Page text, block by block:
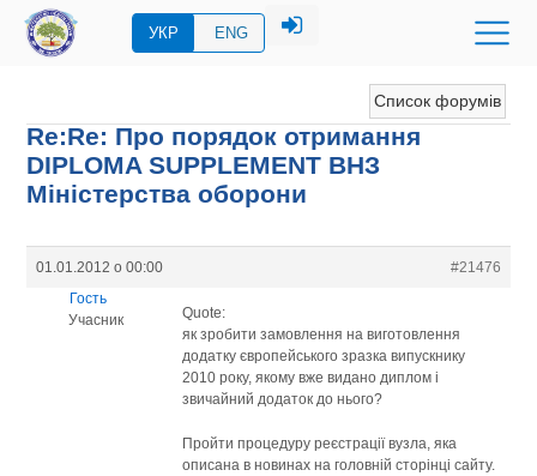
УКР ENG
Список форумів
Re:Re: Про порядок отримання
DIPLOMA SUPPLEMENT ВНЗ
Міністерства оборони
01.01.2012 о 00:00
#21476
Гость
Учасник
Quote:
як зробити замовлення на виготовлення
додатку європейського зразка випускнику
2010 року, якому вже видано диплом і
звичайний додаток до нього?
Пройти процедуру реєстрації вузла, яка
описана в новинах на головній сторінці сайту.